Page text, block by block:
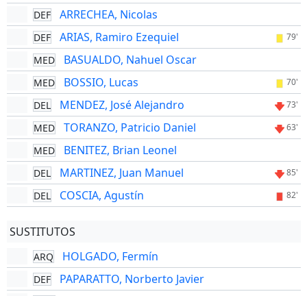
DEF ARRECHEA, Nicolas
DEF ARIAS, Ramiro Ezequiel 79'
MED BASUALDO, Nahuel Oscar
MED BOSSIO, Lucas 70'
DEL MENDEZ, José Alejandro 73'
MED TORANZO, Patricio Daniel 63'
MED BENITEZ, Brian Leonel
DEL MARTINEZ, Juan Manuel 85'
DEL COSCIA, Agustín 82'
SUSTITUTOS
ARQ HOLGADO, Fermín
DEF PAPARATTO, Norberto Javier